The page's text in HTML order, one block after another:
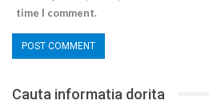
time I comment.
Cauta informatia dorita